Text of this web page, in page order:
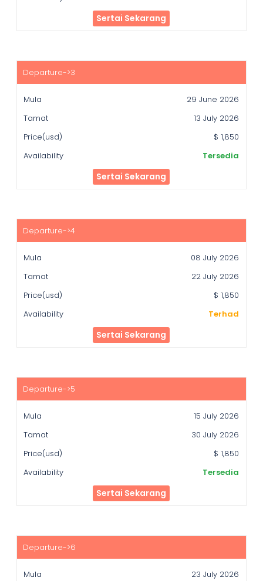
Sertai Sekarang
29 June 2026
13 July 2026
$ 1,850
Tersedia
Sertai Sekarang
08 July 2026
22 July 2026
$ 1,850
Terhad
Sertai Sekarang
15 July 2026
30 July 2026
$ 1,850
Tersedia
Sertai Sekarang
23 July 2026